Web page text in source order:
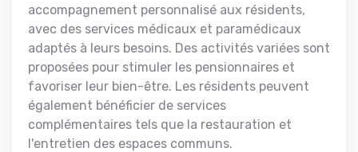
accompagnement personnalisé aux résidents,
avec des services médicaux et paramédicaux
adaptés à leurs besoins. Des activités variées sont
proposées pour stimuler les pensionnaires et
favoriser leur bien-être. Les résidents peuvent
également bénéficier de services
complémentaires tels que la restauration et
l'entretien des espaces communs.